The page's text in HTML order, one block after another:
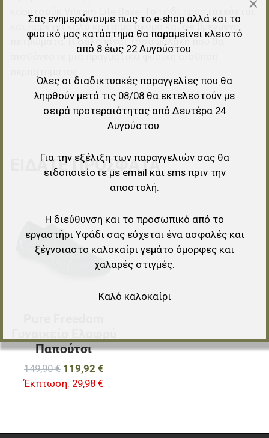
καουτσούκ Vibram Lite Base. Το πόδι προστατεύεται
και παρέχει καλό κράτημα ακόμα και σε βρεγμένα
πετρώματα. Η σόλα είναι τόσο μαλακή που θα
αισθάνεστε μια πραγματικά φυσική αίσθηση
ΕΊΔΑΤΕ ΠΡΌΣΦΑΤΑ
Προσθήκη για σύγκριση
Γρήγορη ματιά
Παπούτσι
149,90 € 119,92 €
Έκπτωση: 29,98 €
Σας ενημερώνουμε πως το e-shop αλλά και το
φυσικό μας κατάστημα θα παραμείνει κλειστό
από 8 έως 22 Αυγούστου.
Όλες οι διαδικτυακές παραγγελίες που θα
ληφθούν μετά τις 08/08 θα εκτελεστούν με
σειρά προτεραιότητας από Δευτέρα 24
Αυγούστου.
Για την εξέλιξη των παραγγελιών σας θα
ειδοποιείστε με email και sms πριν την
αποστολή.
Η διεύθυνση και το προσωπικό από το
εργαστήρι Υφάδι σας εύχεται ένα ασφαλές και
ξέγνοιαστο καλοκαίρι γεμάτο όμορφες και
χαλαρές στιγμές.
Καλό καλοκαίρι